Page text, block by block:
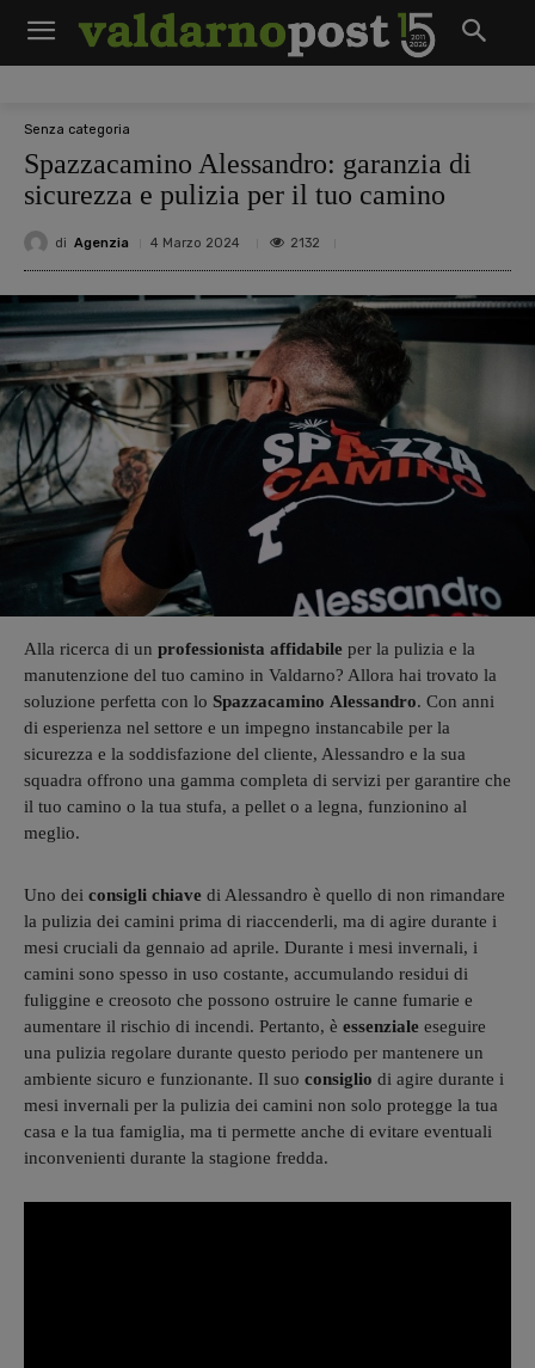
Senza categoria
Spazzacamino Alessandro: garanzia di
sicurezza e pulizia per il tuo camino
di Agenzia 4 Marzo 2024 2132
Alla ricerca di un professionista affidabile per la pulizia e la
manutenzione del tuo camino in Valdarno? Allora hai trovato la
soluzione perfetta con lo Spazzacamino Alessandro. Con anni
di esperienza nel settore e un impegno instancabile per la
sicurezza e la soddisfazione del cliente, Alessandro e la sua
squadra offrono una gamma completa di servizi per garantire che
il tuo camino o la tua stufa, a pellet o a legna, funzionino al
meglio.
Uno dei consigli chiave di Alessandro è quello di non rimandare
la pulizia dei camini prima di riaccenderli, ma di agire durante i
mesi cruciali da gennaio ad aprile. Durante i mesi invernali, i
camini sono spesso in uso costante, accumulando residui di
fuliggine e creosoto che possono ostruire le canne fumarie e
aumentare il rischio di incendi. Pertanto, è essenziale eseguire
una pulizia regolare durante questo periodo per mantenere un
ambiente sicuro e funzionante. Il suo consiglio di agire durante i
mesi invernali per la pulizia dei camini non solo protegge la tua
casa e la tua famiglia, ma ti permette anche di evitare eventuali
inconvenienti durante la stagione fredda.